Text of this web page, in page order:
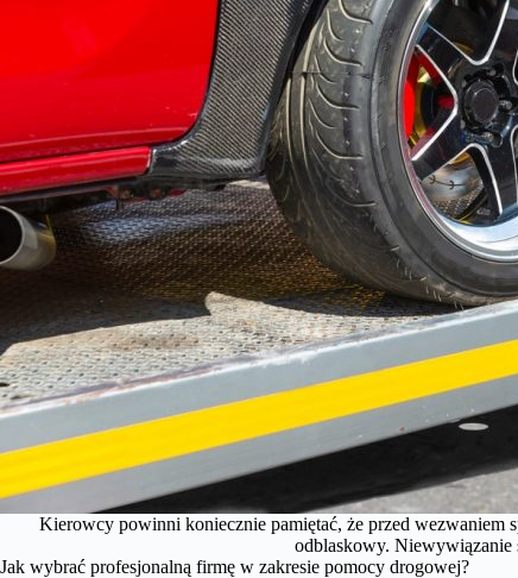
Kierowcy powinni koniecznie pamiętać, że przed wezwaniem
odblaskowy. Niewywiązanie
Jak wybrać profesjonalną firmę w zakresie pomocy drogowej?